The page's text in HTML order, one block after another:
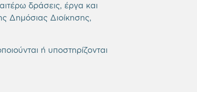
δράσεις, έργα και
Δημόσιας Διοίκησης,
ή υποστηρίζονται